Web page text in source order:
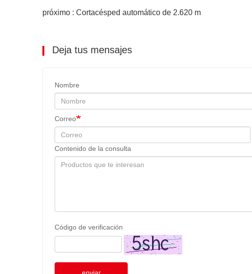
próximo : Cortacésped automático de 2.620 m
Deja tus mensajes
Nombre
Correo
Contenido de la consulta
Código de verificación